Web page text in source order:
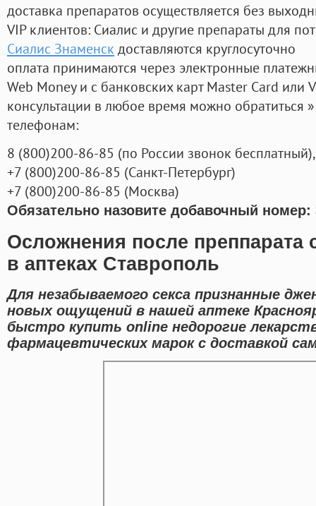
доставка препаратов осуществляется без
VIP клиентов: Сиалис и другие препараты для
Сиалис Знаменск доставляются круглосуточно
оплата принимаются через электронные
Web Money и с банковских карт Master Card или
консультации в любое время можно обратиться
телефонам:
8 (800)200-86-85 (по России звонок бесплатный),
+7 (800)200-86-85 (Санкт-Петербург)
+7 (800)200-86-85 (Москва)
Обязательно назовите добавочный номер:
Осложнения после преппарата
в аптеках Ставрополь
Для незабываемого секса признанные
новых ощущений в нашей аптеке
быстро купить online недорогие
фармацевтических марок с доставкой